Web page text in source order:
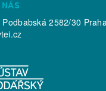
NÁS
Podbabská 2582/30